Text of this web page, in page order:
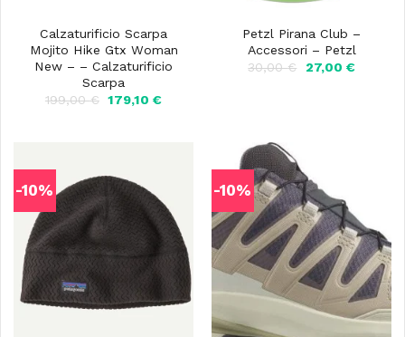
Calzaturificio Scarpa
Mojito Hike Gtx Woman
New – – Calzaturificio
Scarpa
199,00€ Il
179,10€Il
Petzl Pirana Club –
Accessori – Petzl
30,00€
Il
27,00 €Il
-10% -10%